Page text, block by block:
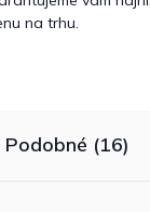
na trhu.
Podobné (16)